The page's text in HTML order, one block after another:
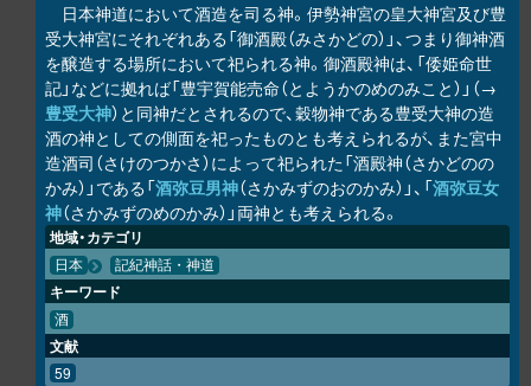
日本神道において酒造を司る神。伊勢神宮の皇大神宮及び豊
受大神宮にそれぞれある「御酒殿（みさかどの）」、つまり御神酒
を醸造する場所において祀られる神。御酒殿神は、「倭姫命世
記」などに拠れば「豊宇賀能売命（とようかのめのみこと）」（→
豊受大神）と同神だとされるので、穀物神である豊受大神の造
酒の神としての側面を祀ったものとも考えられるが、また宮中
造酒司（さけのつかさ）によって祀られた「酒殿神（さかどのの
かみ）」である「酒弥豆男神（さかみずのおのかみ）」、「酒弥豆女
神（さかみずのめのかみ）」両神とも考えられる。
地域・カテゴリ
日本 記紀神話・神道
キーワード
酒
文献
59